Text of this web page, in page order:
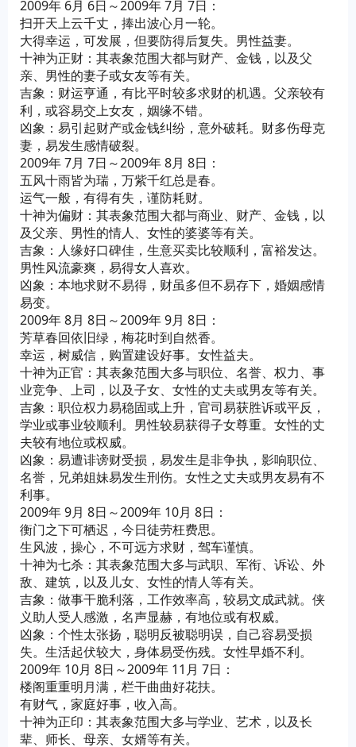
2009年 6月 6日～2009年 7月 7日：
扫开天上云千丈，捧出波心月一轮。
大得幸运，可发展，但要防得后复失。男性益妻。
十神为正财：其表象范围大都与财产、金钱，以及父
亲、男性的妻子或女友等有关。
吉象：财运亨通，有比平时较多求财的机遇。父亲较有
利，或容易交上女友，姻缘不错。
凶象：易引起财产或金钱纠纷，意外破耗。财多伤母克
妻，易发生感情破裂。
2009年 7月 7日～2009年 8月 8日：
五风十雨皆为瑞，万紫千红总是春。
运气一般，有得有失，谨防耗财。
十神为偏财：其表象范围大都与商业、财产、金钱，以
及父亲、男性的情人、女性的婆婆等有关。
吉象：人缘好口碑佳，生意买卖比较顺利，富裕发达。
男性风流豪爽，易得女人喜欢。
凶象：本地求财不易得，财虽多但不易存下，婚姻感情
易变。
2009年 8月 8日～2009年 9月 8日：
芳草春回依旧绿，梅花时到自然香。
幸运，树威信，购置建设好事。女性益夫。
十神为正官：其表象范围大多与职位、名誉、权力、事
业竞争、上司，以及子女、女性的丈夫或男友等有关。
吉象：职位权力易稳固或上升，官司易获胜诉或平反，
学业或事业较顺利。男性较易获得子女尊重。女性的丈
夫较有地位或权威。
凶象：易遭诽谤财受损，易发生是非争执，影响职位、
名誉，兄弟姐妹易发生刑伤。女性之丈夫或男友易有不
利事。
2009年 9月 8日～2009年 10月 8日：
衡门之下可栖迟，今日徒劳枉费思。
生风波，操心，不可远方求财，驾车谨慎。
十神为七杀：其表象范围大多与武职、军衔、诉讼、外
敌、建筑，以及儿女、女性的情人等有关。
吉象：做事干脆利落，工作效率高，较易文成武就。侠
义助人受人感激，名声显赫，有地位或有权威。
凶象：个性太张扬，聪明反被聪明误，自己容易受损
失。生活起伏较大，身体易受伤残。女性早婚不利。
2009年 10月 8日～2009年 11月 7日：
楼阁重重明月满，栏干曲曲好花扶。
有财气，家庭好事，收入高。
十神为正印：其表象范围大多与学业、艺术，以及长
辈、师长、母亲、女婿等有关。